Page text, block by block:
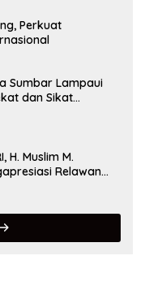
Perkuat
Sumbar Lampaui
dan Sikat
H. Muslim M.
Relawan